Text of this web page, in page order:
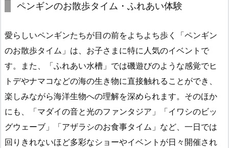
ペンギンのお散歩タイム・ふれあい体験
愛らしいペンギンたちが目の前をよちよち歩く「ペンギン
のお散歩タイム」は、お子さまに特に人気のイベントで
す。また、「ふれあい水槽」では磯遊びのような感覚でヒ
トデやナマコなどの海の生き物に直接触れることができ、
楽しみながら海洋生物への理解を深められます。そのほか
にも、「マダイの音と光のファンタジア」「イワシのビッ
グウェーブ」「アザラシのお食事タイム」など、一日では
回りきれないほど多彩なショーやイベントが日々開催され